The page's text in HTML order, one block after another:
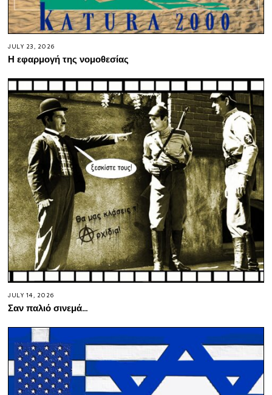
JULY 23, 2026
Η εφαρμογή της νομοθεσίας
JULY 14, 2026
Σαν παλιό σινεμά…